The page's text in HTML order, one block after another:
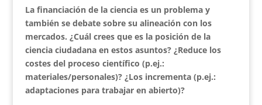
La financiación de la ciencia es un problema y
también se debate sobre su alineación con los
mercados. ¿Cuál crees que es la posición de la
ciencia ciudadana en estos asuntos? ¿Reduce los
costes del proceso científico (p.ej.:
materiales/personales)? ¿Los incrementa (p.ej.:
adaptaciones para trabajar en abierto)?